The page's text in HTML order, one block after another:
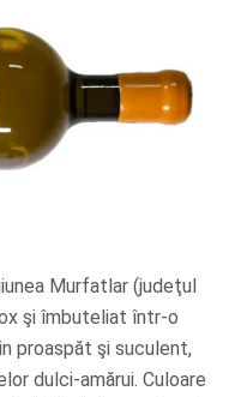
Murfatlar (judeţul
şi îmbuteliat într-o
proaspăt şi suculent,
dulci-amărui. Culoare